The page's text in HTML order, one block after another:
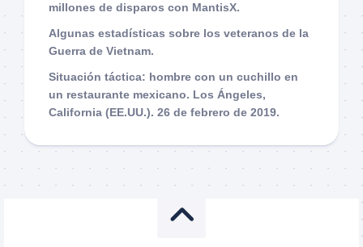
millones de disparos con MantisX.
Algunas estadísticas sobre los veteranos de la
Guerra de Vietnam.
Situación táctica: hombre con un cuchillo en
un restaurante mexicano. Los Ángeles,
California (EE.UU.). 26 de febrero de 2019.